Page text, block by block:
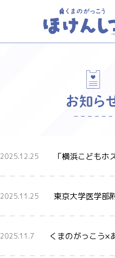
2025.12.25 「横浜こども
2025.11.25 東京大学医学部
2025.11.7 くまのがっこう×